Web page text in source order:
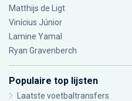
Matthijs de Ligt
Vinícius Júnior
Lamine Yamal
Ryan Gravenberch
Populaire top lijsten
Laatste voetbaltransfers